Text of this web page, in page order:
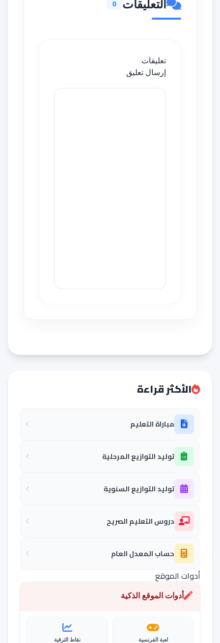
التعليقات 0
تعليقات
إرسال تعليق
الأكثر قراءة
مباراة التعليم
توليد التوازيع المرحلية
توليد التوازيع السنوية
دروس التعليم الصريح
حساب المعدل العام
أدوات الموقع
أدوات الموقع الذكية
لعبة الفرنسية نقاط الترقية